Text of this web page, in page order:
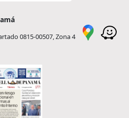
0815-00507, Zona 4